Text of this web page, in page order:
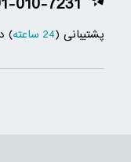
پشتیبانی (24 ساعته )